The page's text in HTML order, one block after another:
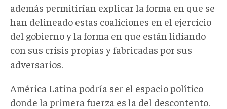
además permitirían explicar la forma en que se
han delineado estas coaliciones en el ejercicio
del gobierno y la forma en que están lidiando
con sus crisis propias y fabricadas por sus
adversarios.
América Latina podría ser el espacio político
donde la primera fuerza es la del descontento.